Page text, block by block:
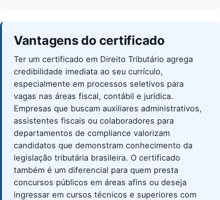
Vantagens do certificado
Ter um certificado em Direito Tributário agrega
credibilidade imediata ao seu currículo,
especialmente em processos seletivos para
vagas nas áreas fiscal, contábil e jurídica.
Empresas que buscam auxiliares administrativos,
assistentes fiscais ou colaboradores para
departamentos de compliance valorizam
candidatos que demonstram conhecimento da
legislação tributária brasileira. O certificado
também é um diferencial para quem presta
concursos públicos em áreas afins ou deseja
ingressar em cursos técnicos e superiores com